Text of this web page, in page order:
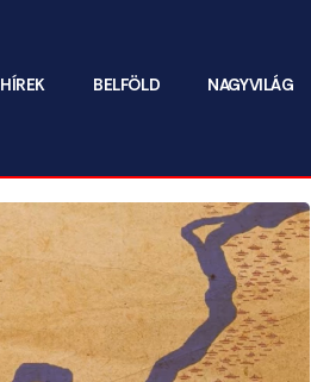
HÍREK BELFÖLD NAGYVILÁG